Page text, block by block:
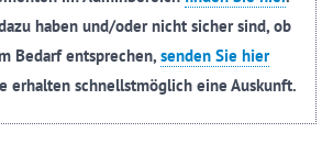
haben und/oder nicht sicher sind, ob
Bedarf entsprechen, senden Sie hier
erhalten schnellstmöglich eine Auskunft.